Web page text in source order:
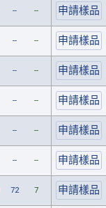
-- --
-- --
-- --
-- --
-- --
-- --
72 7